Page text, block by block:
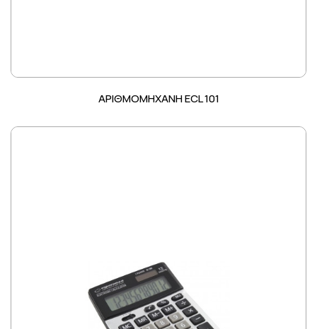
ΑΡΙΘΜΟΜΗΧΑΝΗ ECL 101